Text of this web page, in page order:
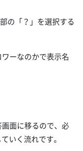
の「？」を選択する
ーなのかで表示名
面に移るので、必
いく流れです。